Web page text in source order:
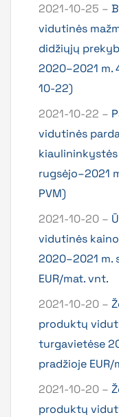
2021-10-25 –
vidutinės
didžiųjų
2020–2021 m.
10-22)
2021-10-22 –
vidutinės
rugsėjo–2021
PVM)
2021-10-20 –
vidutinės
2020–2021 m.
EUR/mat. vnt.
2021-10-20 –
produktų
turgavietėse
pradžioje EUR/
2021-10-20 –
produktų